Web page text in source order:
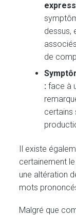
dessus,
de
: face à
certains
Il existe
certainement
une altération
mots
Malgré que